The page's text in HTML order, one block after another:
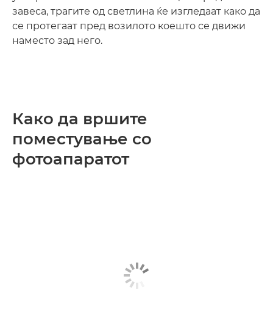
завеса, трагите од светлина ќе изгледаат како да
се протегаат пред возилото коешто се движи
наместо зад него.
Како да вршите
поместување со
фотоапаратот